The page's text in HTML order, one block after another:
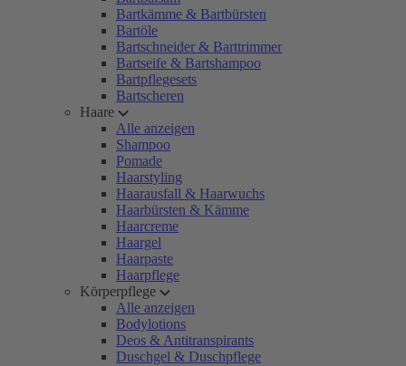
Bartkämme & Bartbürsten
Bartöle
Bartschneider & Barttrimmer
Bartseife & Bartshampoo
Bartpflegesets
Bartscheren
Haare
Alle anzeigen
Shampoo
Pomade
Haarstyling
Haarausfall & Haarwuchs
Haarbürsten & Kämme
Haarcreme
Haargel
Haarpaste
Haarpflege
Körperpflege
Alle anzeigen
Bodylotions
Deos & Antitranspirants
Duschgel & Duschpflege